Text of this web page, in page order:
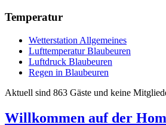
Temperatur
Wetterstation Allgemeines
Lufttemperatur Blaubeuren
Luftdruck Blaubeuren
Regen in Blaubeuren
Aktuell sind 863 Gäste und keine
Willkommen auf der